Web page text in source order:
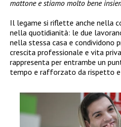
mattone e stiamo molto bene
Il legame si riflette anche nella
nella quotidianità: le due
nella stessa casa e condividono
crescita professionale e vita
rappresenta per entrambe un
tempo e rafforzato da rispetto